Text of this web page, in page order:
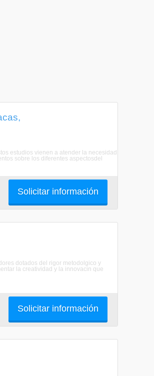
estudios vienen a atender la necesidad
sobre los diferentes aspectosdel
Solicitar información
dotados del rigor metodolgico y
la creatividad y la innovacin que
Solicitar información